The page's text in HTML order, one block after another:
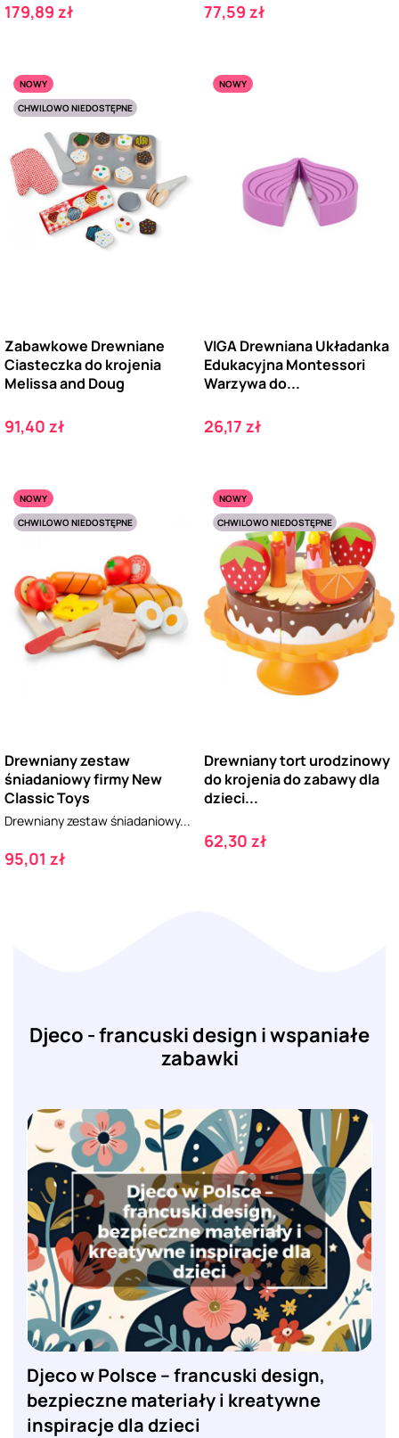
Cena
179,89 zł Cena
77,59 zł
NOWY
CHWILOWO NIEDOSTĘPNE
Zabawkowe Drewniane
Ciasteczka do krojenia
Melissa and Doug
Cena
91,40 zł
NOWY
VIGA Drewniana Układanka
Edukacyjna Montessori
Warzywa do...
Cena
26,17 zł
NOWY
CHWILOWO NIEDOSTĘPNE
Drewniany zestaw
śniadaniowy firmy New
Classic Toys
Drewniany zestaw śniadaniowy...
Cena
95,01 zł
NOWY
CHWILOWO NIEDOSTĘPNE
Drewniany tort urodzinowy
do krojenia do zabawy dla
dzieci...
Cena
62,30 zł
Djeco - francuski design i wspaniałe
zabawki
Djeco w Polsce – francuski design,
bezpieczne materiały i kreatywne
inspiracje dla dzieci